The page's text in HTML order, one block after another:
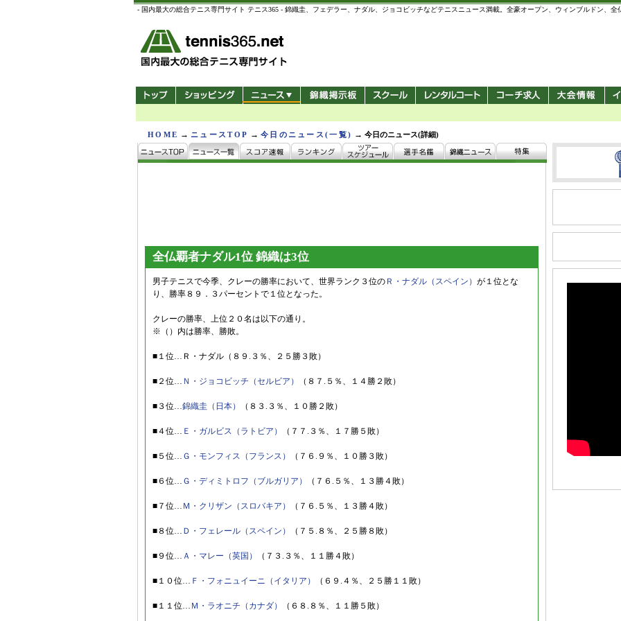
- 国内最大の総合テニス専門サイト テニス365 - 錦織圭、フェデラー、ナダル、ジョコビッチなどテニスニュース満載。全豪オープン、ウィンブルドン、全
HOME → ニュースTOP →今日のニュース(一覧) →今日のニュース(詳細)
全仏覇者ナダル1位 錦織は3位
男子テニスで今季、クレーの勝率において、世界ランク３位の Ｒ・ナダル（スペイン） が１位とな
り、勝率８９．３パーセントで１位となった。
クレーの勝率、上位２０名は以下の通り。
※（）内は勝率、勝敗。
■１位…Ｒ・ナダル（８９.３％、２５勝３敗）
■２位… Ｎ・ジョコビッチ（セルビア） （８７.５％、１４勝２敗）
■３位…錦織圭（日本） （８３.３％、１０勝２敗）
■４位… Ｅ・ガルビス（ラトビア） （７７.３％、１７勝５敗）
■５位… Ｇ・モンフィス（フランス） （７６.９％、１０勝３敗）
■６位… Ｇ・ディミトロフ（ブルガリア） （７６.５％、１３勝４敗）
■７位… Ｍ・クリザン（スロバキア） （７６.５％、１３勝４敗）
■８位… Ｄ・フェレール（スペイン） （７５.８％、２５勝８敗）
■９位… Ａ・マレー（英国） （７３.３％、１１勝４敗）
■１０位… Ｆ・フォニュイーニ（イタリア） （６９.４％、２５勝１１敗）
■１１位… Ｍ・ラオニチ（カナダ） （６８.８％、１１勝５敗）